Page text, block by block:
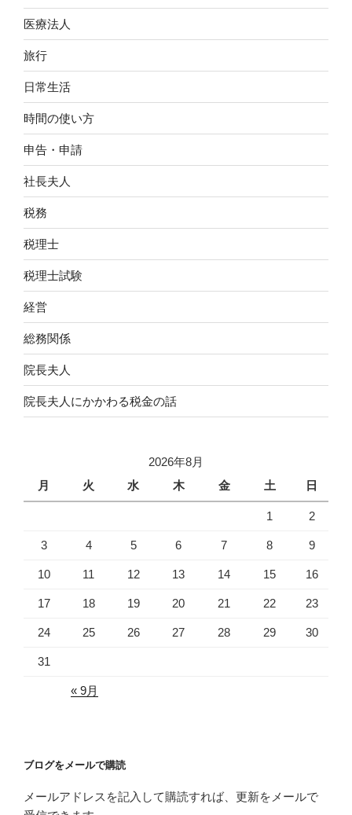
医療法人
旅行
日常生活
時間の使い方
申告・申請
社長夫人
税務
税理士
税理士試験
経営
総務関係
院長夫人
院長夫人にかかわる税金の話
2026年8月
月
火 水 木 金 土 日
1 2
3 4 5 6 7 8 9
10 11 12 13 14 15 16
17 18 19 20 21 22 23
24 25 26 27 28 29 30
31
« 9月
ブログをメールで購読
メールアドレスを記入して購読すれば、更新をメールで